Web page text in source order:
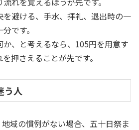
避ける、手水、拝礼、退出時の一
です。
、と考えるなら、105円を用意す
押さえることが先です。
う人
域の慣例がない場合、五十日祭ま